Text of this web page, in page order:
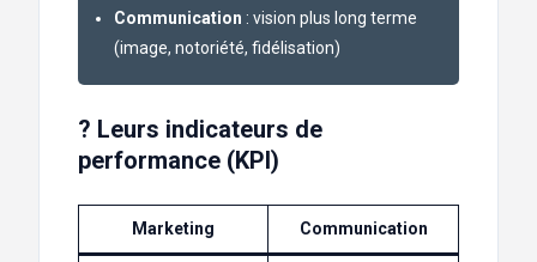
Communication : vision plus long terme
(image, notoriété, fidélisation)
? Leurs indicateurs de
performance (KPI)
Marketing Communication